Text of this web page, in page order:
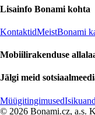
Lisainfo Bonami kohta
KontaktidMeistBonami
Mobiilirakenduse
Jälgi meid
Müügitingimused
© 2026 Bonami.cz, a.s.